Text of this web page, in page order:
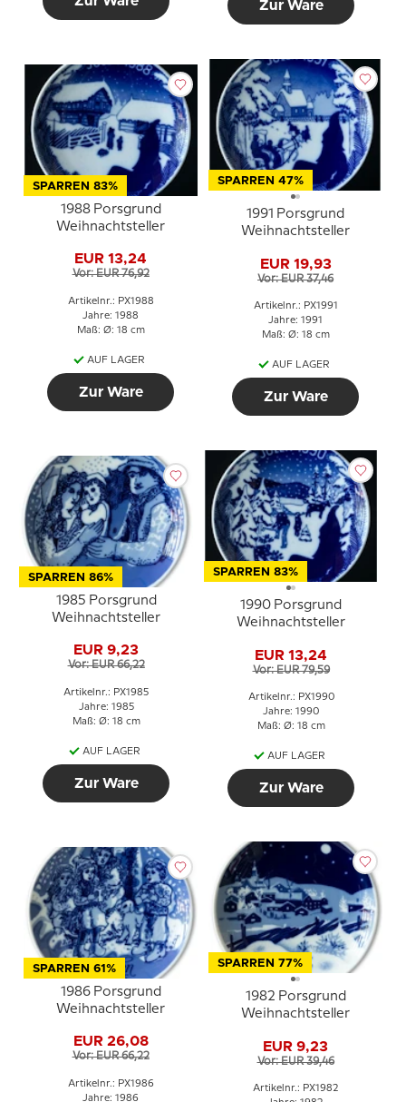
Zur Ware
SPARREN 83%
1988 Porsgrund
Weihnachtsteller
EUR 13,24
Vor: EUR 76,92
Artikelnr.: PX1988
Jahre: 1988
Maß: Ø: 18 cm
AUF LAGER
Zur Ware
SPARREN 47%
1991 Porsgrund
Weihnachtsteller
EUR 19,93
Vor: EUR 37,46
Artikelnr.: PX1991
Jahre: 1991
Maß: Ø: 18 cm
AUF LAGER
Zur Ware
SPARREN 86%
1985 Porsgrund
Weihnachtsteller
EUR 9,23
Vor: EUR 66,22
Artikelnr.: PX1985
Jahre: 1985
Maß: Ø: 18 cm
AUF LAGER
Zur Ware
SPARREN 83%
1990 Porsgrund
Weihnachtsteller
EUR 13,24
Vor: EUR 79,59
Artikelnr.: PX1990
Jahre: 1990
Maß: Ø: 18 cm
AUF LAGER
Zur Ware
SPARREN 61%
1986 Porsgrund
Weihnachtsteller
EUR 26,08
Vor: EUR 66,22
Artikelnr.: PX1986
Jahre: 1986
SPARREN 77%
1982 Porsgrund
Weihnachtsteller
EUR 9,23
Vor: EUR 39,46
Artikelnr.: PX1982